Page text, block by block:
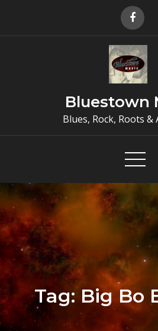
Bluestown
Blues, Rock, Roots &
Tag:Big Bo